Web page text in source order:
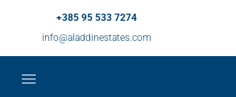
+385 95 533 7274
info@aladdinestates.com